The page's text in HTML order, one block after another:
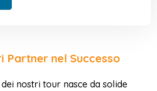
Partner nel Successo
nostri tour nasce da solide